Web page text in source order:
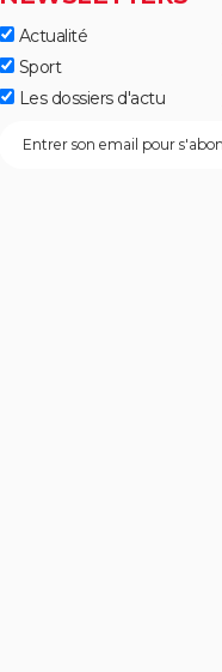
Actualité
Sport
Les dossiers d'actu